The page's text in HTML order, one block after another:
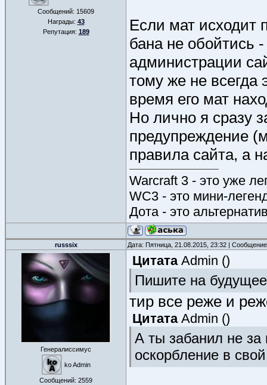
Сообщений: 15609
Награды: 43
Репутация: 189
Если мат исходит
бана не обойтись
администрации
тому же не всегда
время его мат
Но лично я сразу
предупреждение
правила сайта, а
Warcraft 3 - это уже
WC3 - это мини-
Дота - это
russsix Дата: Пятница, 21.08.2015, 23:32 |
Генералиссимус
ko Admin
Сообщений: 2559
Цитата Admin ()
Пишите на
тир все реже и
Цитата Admin ()
А ты забанил не за
оскорбление в